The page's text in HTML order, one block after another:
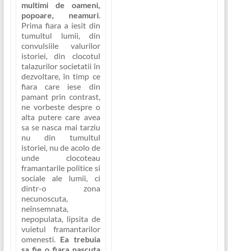
multimi de oameni,
popoare, neamuri.
Prima fiara a iesit din
tumultul lumii, din
convulsiile valurilor
istoriei, din clocotul
talazurilor societatii în
dezvoltare, în timp ce
fiara care iese din
pamant prin contrast,
ne vorbeste despre o
alta putere care avea
sa se nasca mai tarziu
nu din tumultul
istoriei, nu de acolo de
unde clocoteau
framantarile politice si
sociale ale lumii, ci
dintr-o zona
necunoscuta,
neînsemnata,
nepopulata, lipsita de
vuietul framantarilor
omenesti. Ea trebuia